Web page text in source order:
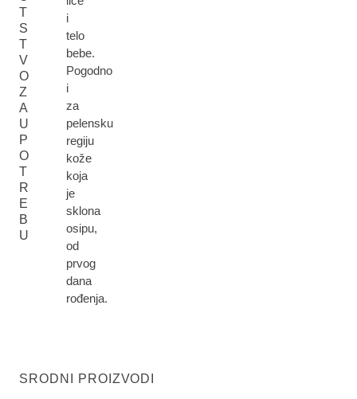
T
S
T
V
O
Z
A
U
P
O
T
R
E
B
U
i
telo
bebe.
Pogodno
i
za
pelensku
regiju
kože
koja
je
sklona
osipu,
od
prvog
dana
rođenja.
SRODNI PROIZVODI